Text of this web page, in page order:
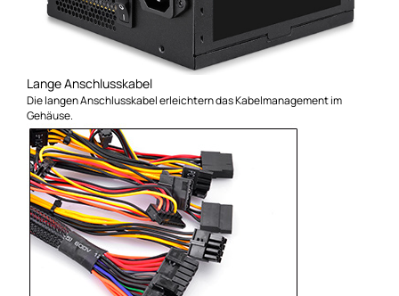
Lange Anschlusskabel
Die langen Anschlusskabel erleichtern das Kabelmanagement im
Gehäuse.